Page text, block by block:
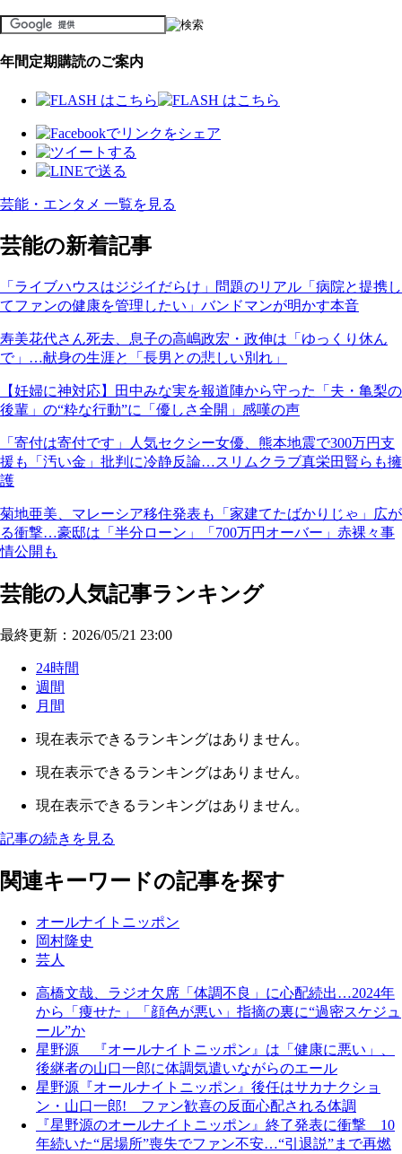
年間定期購読のご案内
芸能・エンタメ 一覧を見る
芸能の新着記事
「ライブハウスはジジイだらけ」問題のリアル「病院と提携し
てファンの健康を管理したい」バンドマンが明かす本音
寿美花代さん死去、息子の高嶋政宏・政伸は「ゆっくり休ん
で」…献身の生涯と「長男との悲しい別れ」
【妊婦に神対応】田中みな実を報道陣から守った「夫・亀梨の
後輩」の“粋な行動”に「優しさ全開」感嘆の声
「寄付は寄付です」人気セクシー女優、熊本地震で300万円支
援も「汚い金」批判に冷静反論…スリムクラブ真栄田賢らも擁
護
菊地亜美、マレーシア移住発表も「家建てたばかりじゃ」広が
る衝撃…豪邸は「半分ローン」「700万円オーバー」赤裸々事
情公開も
芸能の人気記事ランキング
最終更新：2026/05/21 23:00
24時間
週間
月間
現在表示できるランキングはありません。
現在表示できるランキングはありません。
現在表示できるランキングはありません。
記事の続きを見る
関連キーワードの記事を探す
オールナイトニッポン
岡村隆史
芸人
高橋文哉、ラジオ欠席「体調不良」に心配続出…2024年
から「痩せた」「顔色が悪い」指摘の裏に“過密スケジュ
ール”か
星野源 『オールナイトニッポン』は「健康に悪い」、
後継者の山口一郎に体調気遣いながらのエール
星野源『オールナイトニッポン』後任はサカナクショ
ン・山口一郎! ファン歓喜の反面心配される体調
『星野源のオールナイトニッポン』終了発表に衝撃 10
年続いた“居場所”喪失でファン不安…“引退説”まで再燃